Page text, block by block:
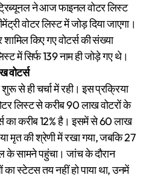
ने आज फाइनल वोटर लिस्ट
वोटर लिस्ट में जोड़ दिया जाएगा।
किए गए वोटर्स की संख्या
में सिर्फ 139 नाम ही जोड़े गए थे।
वोटर्स
से ही चर्चा में रही। इस प्रक्रिया
लिस्ट से करीब 90 लाख वोटरों के
का करीब 12% है। इसमें से 60 लाख
मृत की श्रेणी में रखा गया, जबकि 27
के सामने पहुंचा। जांच के दौरान
का स्टेटस तय नहीं हो पाया था, उनमें